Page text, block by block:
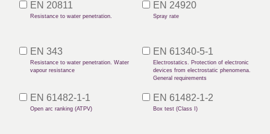
EN 20811
Resistance to water penetration.
EN 24920
Spray rate
EN 343
Resistance to water penetration. Water
vapour resistance
EN 61340-5-1
Electrostatics. Protection of electronic
devices from electrostatic phenomena.
General requirements
EN 61482-1-1
Open arc ranking (ATPV)
EN 61482-1-2
Box test (Class I)